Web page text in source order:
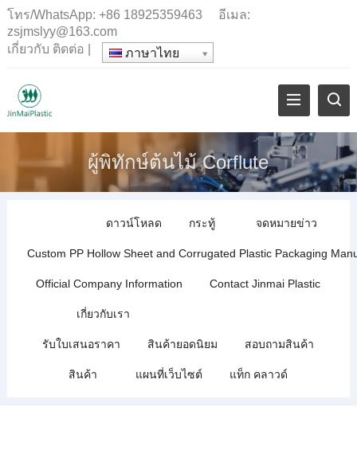
โทร/WhatsApp: +86 18925359463 อีเมล:
zsjmslyy@163.com
เกี่ยวกับ ติดต่อ ภาษาไทย
ผู้พิทักษ์ต้นไม้ Corflute
ดาวน์โหลด กระทู้ จดหมายข่าว
Custom PP Hollow Sheet and Corrugated Plastic Packaging
Official Company Information Contact Jinmai Plastic
เกี่ยวกับเรา
รับใบเสนอราคา สินค้ายอดนิยม สอบถามสินค้า
สินค้า แผนที่เว็บไซต์ แท็ก คลาวด์